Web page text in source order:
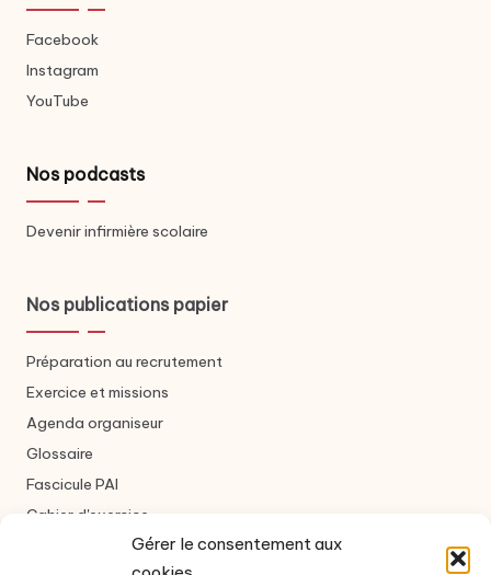
Gérer le consentement aux
Facebook
Instagram
YouTube
Nos podcasts
Devenir infirmière scolaire
Nos publications papier
Préparation au recrutement
Exercice et missions
Agenda organiseur
Glossaire
Fascicule PAI
Cahier d'exercice